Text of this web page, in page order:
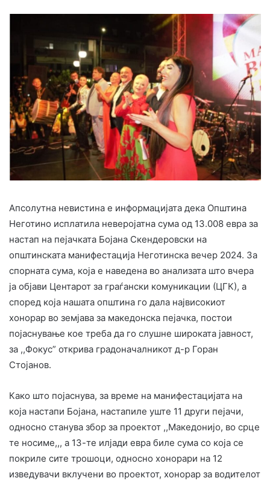
Апсолутна невистина е информацијата дека Општина
Неготино исплатила неверојатна сума од 13.008 евра за
настап на пејачката Бојана Скендеровски на
општинската манифестација Неготинска вечер 2024. За
спорната сума, која е наведена во анализата што вчера
ја објави Центарот за граѓански комуникации (ЦГК), а
според која нашата општина го дала највисокиот
хонорар во земјава за македонска пејачка, постои
појаснување кое треба да го слушне широката јавност,
за ,,Фокус” открива градоначалникот д-р Горан
Стојанов.
Како што појаснува, за време на манифестацијата на
која настапи Бојана, настапиле уште 11 други пејачи,
односно станува збор за проектот ,,Македонијо, во срце
те носиме,,, а 13-те илјади евра биле сума со која се
покриле сите трошоци, односно хонорари на 12
изведувачи вклучени во проектот, хонорар за водителот